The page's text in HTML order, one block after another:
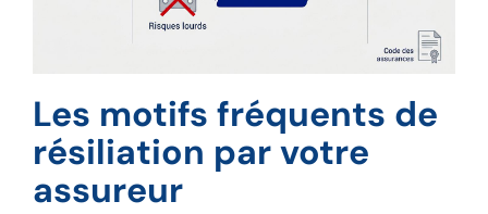
Les motifs fréquents de
résiliation par votre
assureur